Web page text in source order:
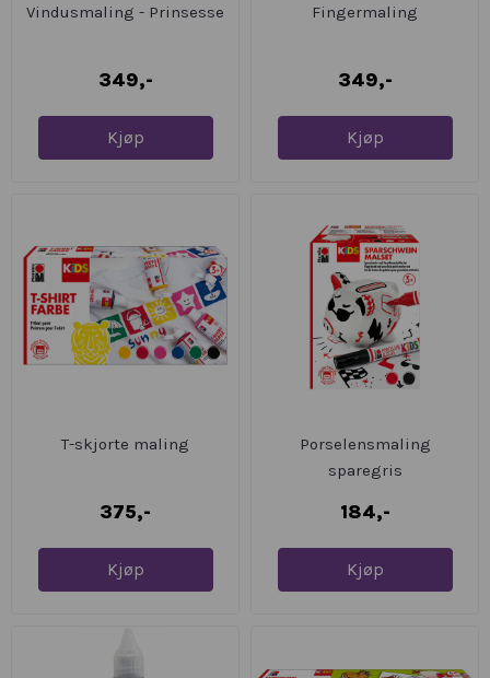
Vindusmaling - Prinsesse
349,-
Kjøp
Fingermaling
349,-
Kjøp
T-skjorte maling
375,-
Kjøp
Porselensmaling
sparegris
184,-
Kjøp